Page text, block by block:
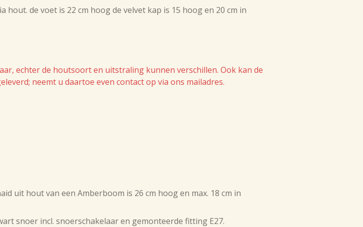
hout. de voet is 22 cm hoog de velvet kap is 15 hoog en 20 cm in
echter de houtsoort en uitstraling kunnen verschillen. Ook kan de
neemt u daartoe even contact op via ons mailadres.
uit hout van een Amberboom is 26 cm hoog en max. 18 cm in
snoer incl. snoerschakelaar en gemonteerde fitting E27.